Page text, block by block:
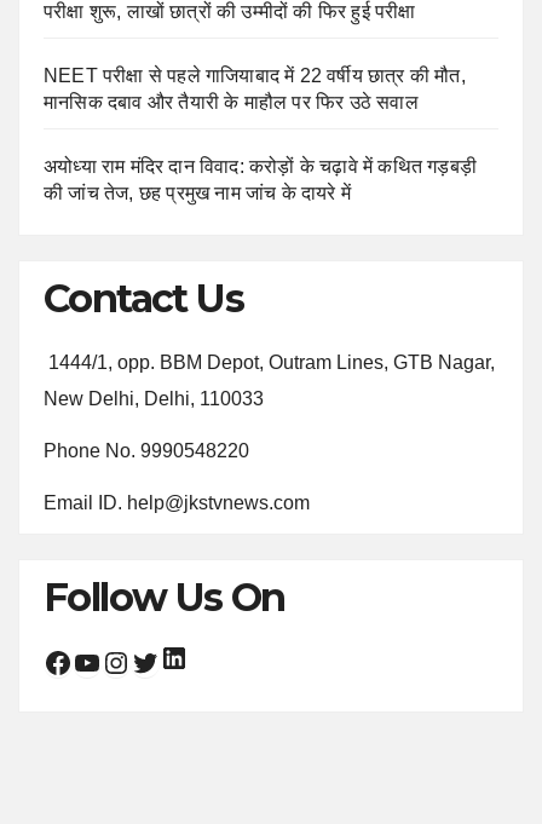
परीक्षा शुरू, लाखों छात्रों की उम्मीदों की फिर हुई परीक्षा
NEET परीक्षा से पहले गाजियाबाद में 22 वर्षीय छात्र की मौत,
मानसिक दबाव और तैयारी के माहौल पर फिर उठे सवाल
अयोध्या राम मंदिर दान विवाद: करोड़ों के चढ़ावे में कथित गड़बड़ी
की जांच तेज, छह प्रमुख नाम जांच के दायरे में
Contact Us
1444/1, opp. BBM Depot, Outram Lines, GTB Nagar,
New Delhi, Delhi, 110033
Phone No. 9990548220
Email ID. help@jkstvnews.com
Follow Us On
Facebook YouTube Instagram Twitter LinkedIn